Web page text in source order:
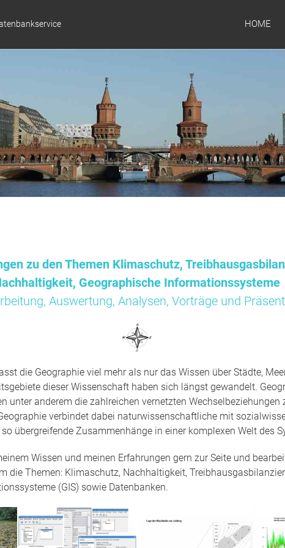
HOME
zu den Themen Klimaschutz,
Geographische Informationssysteme
Auswertung, Analysen, Vorträge und
die Geographie viel mehr als nur das Wissen über Städte,
dieser Wissenschaft haben sich längst gewandelt.
unter anderem die zahlreichen vernetzten Wechselbeziehungen
verbindet dabei naturwissenschaftliche mit
übergreifende Zusammenhänge in einer komplexen Welt des
Wissen und meinen Erfahrungen gern zur Seite und
die Themen: Klimaschutz, Nachhaltigkeit,
(GIS) sowie Datenbanken.